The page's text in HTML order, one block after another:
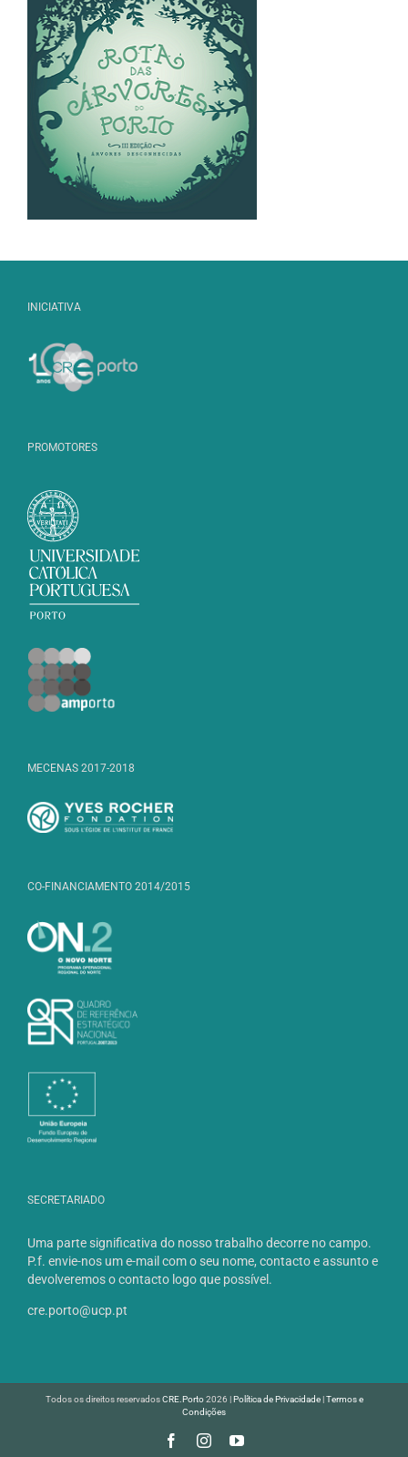
INICIATIVA
PROMOTORES
MECENAS 2017-2018
CO-FINANCIAMENTO 2014/2015
SECRETARIADO
Uma parte significativa do nosso trabalho decorre no campo.
P.f. envie-nos um e-mail com o seu nome, contacto e assunto e
devolveremos o contacto logo que possível.
cre.porto@ucp.pt
Todos os direitos reservadosCRE.Porto2026 |Política de Privacidade|Termos e
Condições
FacebookInstagramYouTube